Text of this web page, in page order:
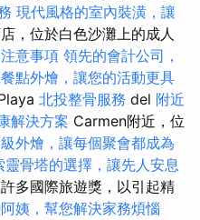
現代風格的室內裝潢，讓
，位於白色沙灘上的成人
意事項 領先的會計公司，
點外燴，讓您的活動更具
北投整骨服務 del 附近
解決方案 Carmen附近，位
外燴，讓每個聚會都成為
靈骨塔的選擇，讓先人安息
多國際旅遊獎，以引起精
姨，幫您解決家務煩惱